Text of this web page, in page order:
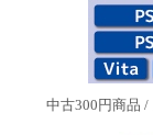
中古300円商品 /